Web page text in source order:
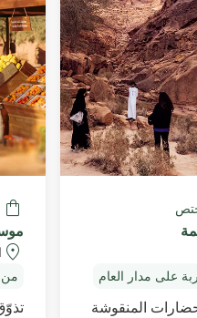
على مدار العام
المنقوشة
من 22 يوليو إلى 2 أغسطس 2026